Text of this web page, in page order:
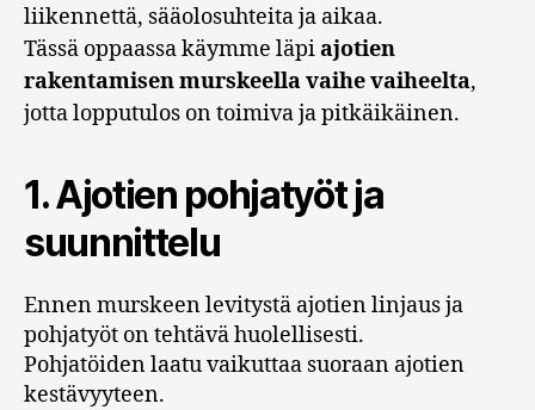
liikennettä, sääolosuhteita ja aikaa.
Tässä oppaassa käymme läpiajotien
rakentamisen murskeella vaihe vaiheelta,
jotta lopputulos on toimiva ja pitkäikäinen.
1. Ajotien pohjatyöt ja
suunnittelu
Ennen murskeen levitystä ajotien linjaus ja
pohjatyöt on tehtävä huolellisesti.
Pohjatöiden laatu vaikuttaa suoraan ajotien
kestävyyteen.